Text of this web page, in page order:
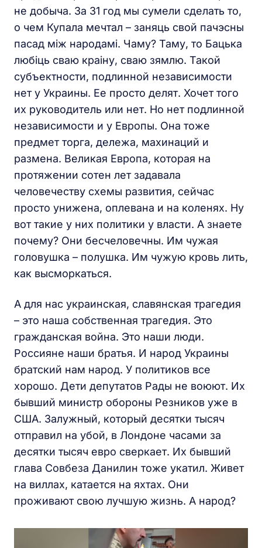
не добыча. За 31 год мы сумели сделать то,
о чем Купала мечтал – заняць свой пачэсны
пасад між народамі. Чаму? Таму, то Бацька
любіць сваю краіну, сваю зямлю. Такой
субъектности, подлинной независимости
нет у Украины. Ее просто делят. Хочет того
их руководитель или нет. Но нет подлинной
независимости и у Европы. Она тоже
предмет торга, дележа, махинаций и
размена. Великая Европа, которая на
протяжении сотен лет задавала
человечеству схемы развития, сейчас
просто унижена, оплевана и на коленях. Ну
вот такие у них политики у власти. А знаете
почему? Они бесчеловечны. Им чужая
головушка – полушка. Им чужую кровь лить,
как высморкаться.
А для нас украинская, славянская трагедия
– это наша собственная трагедия. Это
гражданская война. Это наши люди.
Россияне наши братья. И народ Украины
братский нам народ. У политиков все
хорошо. Дети депутатов Рады не воюют. Их
бывший министр обороны Резников уже в
США. Залужный, который десятки тысяч
отправил на убой, в Лондоне часами за
десятки тысяч евро сверкает. Их бывший
глава Совбеза Данилин тоже укатил. Живет
на виллах, катается на яхтах. Они
проживают свою лучшую жизнь. А народ?